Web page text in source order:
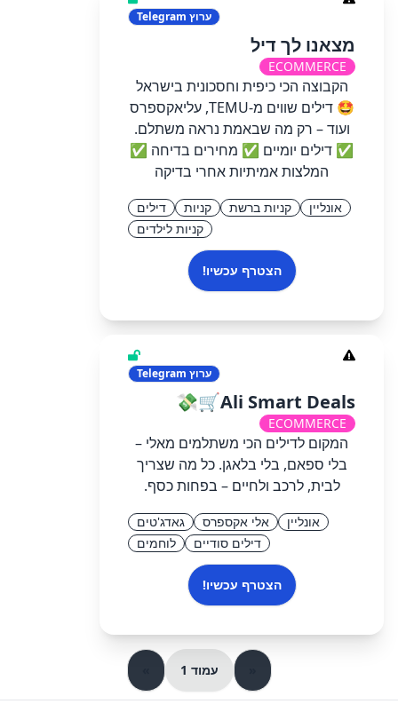
ערוץ
מצאנו לך דיל
ECOMMERCE
הקבוצה הכי כיפית וחסכונית בישראל
🤩 דילים שווים מ-TEMU, עליאקספרס
ועוד – רק מה שבאמת נראה משתלם.
✅ דילים יומיים ✅ מחירים בדיחה ✅
המלצות אמיתיות אחרי בדיקה
אונליין קניות ברשת קניות
דילים
קניות לילדים
הצטרף עכשיו!
ערוץ
Ali Smart Deals🛒💸
ECOMMERCE
המקום לדילים הכי משתלמים מאלי –
בלי ספאם, בלי בלאגן. כל מה שצריך
לבית, לרכב ולחיים – בפחות כסף.
אונליין אלי אקספרס
גאדג'טים
דילים סודיים
לוחמים
הצטרף עכשיו!
עמוד 1